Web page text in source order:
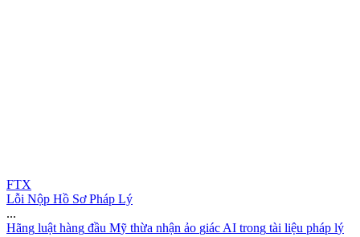
FTX
Lỗi Nộp Hồ Sơ Pháp Lý
...
Hãng luật hàng đầu Mỹ thừa nhận ảo giác AI trong tài liệu pháp lý